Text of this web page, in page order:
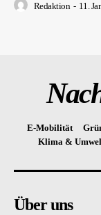
Redaktion - 11.
E-Mobilität
Klima &
Über uns